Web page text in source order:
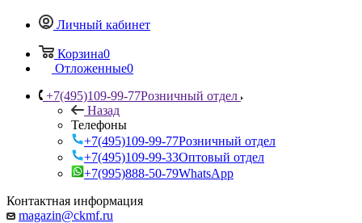
Личный кабинет
Корзина0
Отложенные0
+7(495)109-99-77Розничный отдел
Назад
Телефоны
+7(495)109-99-77Розничный отдел
+7(495)109-99-33Оптовый отдел
+7(995)888-50-79WhatsApp
Контактная информация
magazin@ckmf.ru